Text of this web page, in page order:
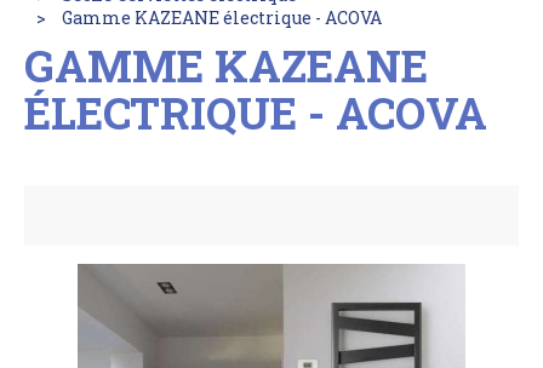
Gamme KAZEANE électrique - ACOVA
GAMME KAZEANE
ÉLECTRIQUE - ACOVA